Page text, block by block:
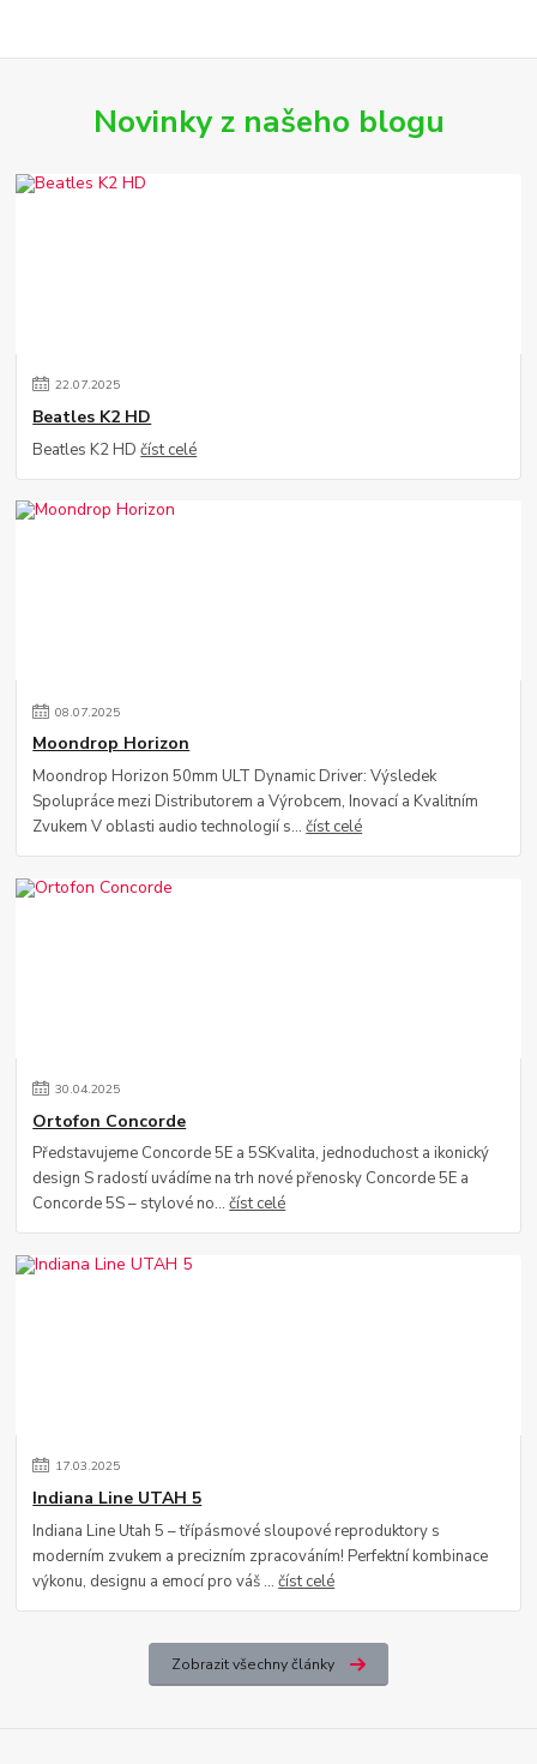
Novinky z našeho blogu
22.07.2025
Beatles K2 HD
Beatles K2 HDčíst celé
08.07.2025
Moondrop Horizon
Moondrop Horizon 50mm ULT Dynamic Driver: Výsledek
Spolupráce mezi Distributorem a Výrobcem, Inovací a Kvalitním
Zvukem V oblasti audio technologií s...číst celé
30.04.2025
Ortofon Concorde
Představujeme Concorde 5E a 5SKvalita, jednoduchost a ikonický
design S radostí uvádíme na trh nové přenosky Concorde 5E a
Concorde 5S – stylové no...číst celé
17.03.2025
Indiana Line UTAH 5
Indiana Line Utah 5 – třípásmové sloupové reproduktory s
moderním zvukem a precizním zpracováním! Perfektní kombinace
výkonu, designu a emocí pro váš ...číst celé
Zobrazit všechny články